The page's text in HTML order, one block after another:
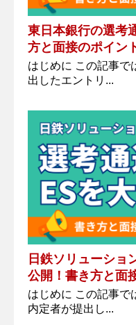
東日本銀行の選考
方と面接のポイン
はじめに この記事で
出したエントリ...
日鉄ソリューショ
公開！書き方と面
はじめに この記事で
内定者が提出し...